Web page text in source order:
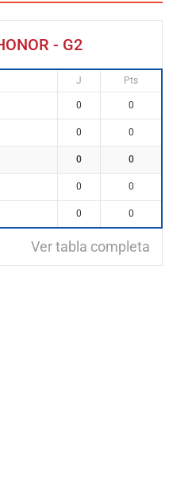
- G2
J Pts
0 0
0 0
0 0
0 0
0 0
Ver tabla completa